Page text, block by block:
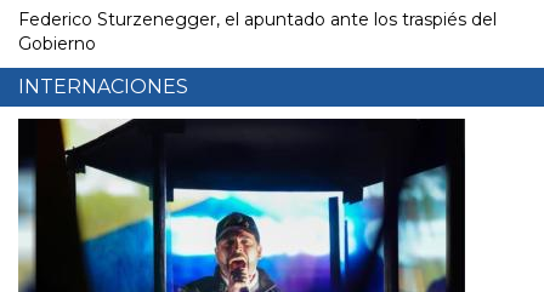
Federico Sturzenegger, el apuntado ante los traspiés del
Gobierno
INTERNACIONES